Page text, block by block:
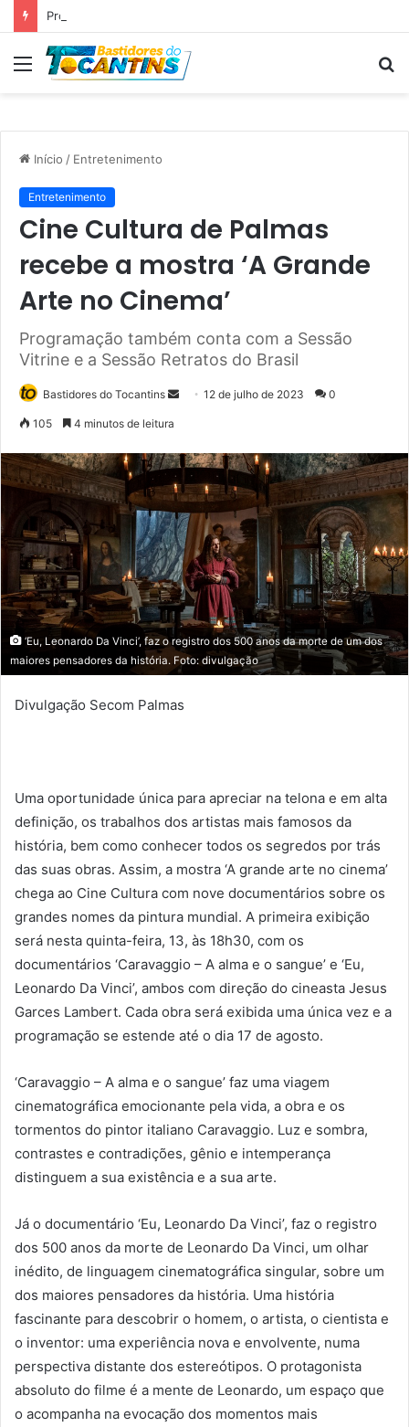
Menu
Início / Entretenimento
Entretenimento
Cine Cultura de Palmas
recebe a mostra ‘A Grande
Arte no Cinema’
Programação também conta com a Sessão
Vitrine e a Sessão Retratos do Brasil
Bastidores do Tocantins
d
e
u
m
e
-
m
a
i
l
12 de julho de 2023 0
105 4 minutos de leitura
‘Eu, Leonardo Da Vinci’, faz o registro dos 500 anos da morte de um dos
maiores pensadores da história. Foto: divulgação
Divulgação Secom Palmas
Uma oportunidade única para apreciar na telona e em alta
definição, os trabalhos dos artistas mais famosos da
história, bem como conhecer todos os segredos por trás
das suas obras. Assim, a mostra ‘A grande arte no cinema’
chega ao Cine Cultura com nove documentários sobre os
grandes nomes da pintura mundial. A primeira exibição
será nesta quinta-feira, 13, às 18h30, com os
documentários ‘Caravaggio – A alma e o sangue’ e ‘Eu,
Leonardo Da Vinci’, ambos com direção do cineasta Jesus
Garces Lambert. Cada obra será exibida uma única vez e a
programação se estende até o dia 17 de agosto.
‘Caravaggio – A alma e o sangue’ faz uma viagem
cinematográfica emocionante pela vida, a obra e os
tormentos do pintor italiano Caravaggio. Luz e sombra,
contrastes e contradições, gênio e intemperança
distinguem a sua existência e a sua arte.
Já o documentário ‘Eu, Leonardo Da Vinci’, faz o registro
dos 500 anos da morte de Leonardo Da Vinci, um olhar
inédito, de linguagem cinematográfica singular, sobre um
dos maiores pensadores da história. Uma história
fascinante para descobrir o homem, o artista, o cientista e
o inventor: uma experiência nova e envolvente, numa
perspectiva distante dos estereótipos. O protagonista
absoluto do filme é a mente de Leonardo, um espaço que
o acompanha na evocação dos momentos mais